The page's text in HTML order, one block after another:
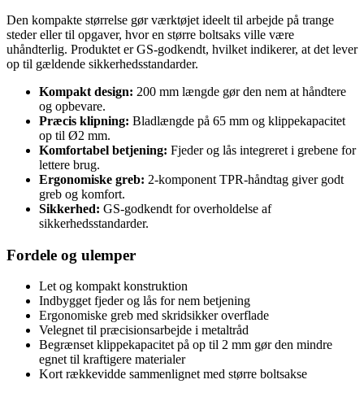
Den kompakte størrelse gør værktøjet ideelt til arbejde på trange
steder eller til opgaver, hvor en større boltsaks ville være
uhåndterlig. Produktet er GS-godkendt, hvilket indikerer, at det lever
op til gældende sikkerhedsstandarder.
Kompakt design: 200 mm længde gør den nem at håndtere
og opbevare.
Præcis klipning: Bladlængde på 65 mm og klippekapacitet
op til Ø2 mm.
Komfortabel betjening: Fjeder og lås integreret i grebene for
lettere brug.
Ergonomiske greb: 2-komponent TPR-håndtag giver godt
greb og komfort.
Sikkerhed: GS-godkendt for overholdelse af
sikkerhedsstandarder.
Fordele og ulemper
Let og kompakt konstruktion
Indbygget fjeder og lås for nem betjening
Ergonomiske greb med skridsikker overflade
Velegnet til præcisionsarbejde i metaltråd
Begrænset klippekapacitet på op til 2 mm gør den mindre
egnet til kraftigere materialer
Kort rækkevidde sammenlignet med større boltsakse